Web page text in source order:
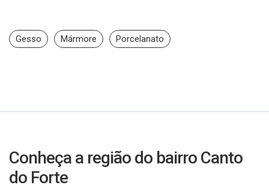
Gesso Mármore Porcelanato
Conheça a região do bairro Canto
do Forte